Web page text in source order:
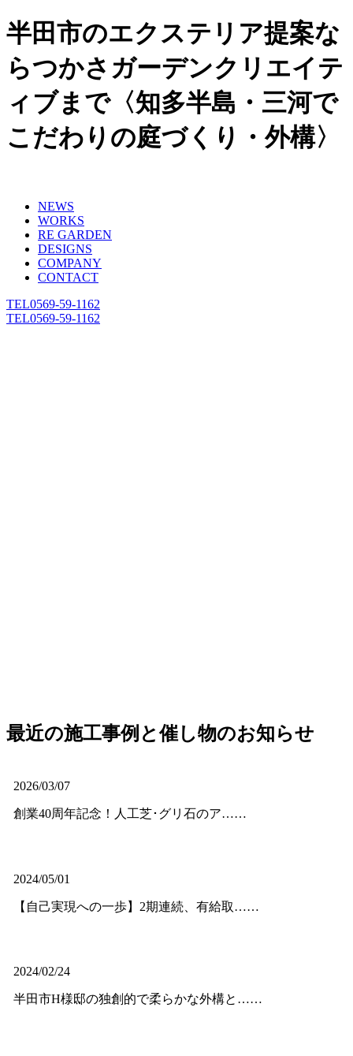
半田市のエクステリア提案な
らつかさガーデンクリエイテ
ィブまで〈知多半島・三河で
こだわりの庭づくり・外構〉
NEWS
WORKS
RE GARDEN
DESIGNS
COMPANY
CONTACT
TEL0569-59-1162
TEL0569-59-1162
最近の施工事例と催し物のお知らせ
2026/03/07
創業40周年記念！人工芝･グリ石のア……
2024/05/01
【自己実現への一歩】2期連続、有給取……
2024/02/24
半田市H様邸の独創的で柔らかな外構と……